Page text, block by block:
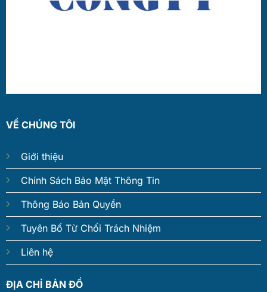
VỀ CHÚNG TÔI
Giới thiệu
Chính Sách Bảo Mật Thông Tin
Thông Báo Bản Quyền
Tuyên Bố Từ Chối Trách Nhiệm
Liên hệ
ĐỊA CHỈ BẢN ĐỒ